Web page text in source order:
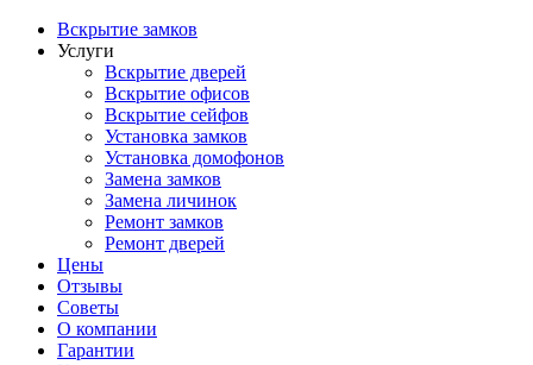
Вскрытие замков
Услуги
Вскрытие дверей
Вскрытие офисов
Вскрытие сейфов
Установка замков
Установка домофонов
Замена замков
Замена личинок
Ремонт замков
Ремонт дверей
Цены
Отзывы
Советы
О компании
Гарантии